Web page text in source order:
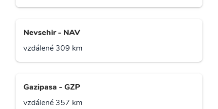
Nevsehir - NAV
vzdálené 309 km
Gazipasa - GZP
vzdálené 357 km